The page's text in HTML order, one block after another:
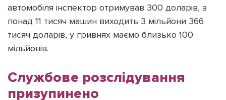
автомобіля інспектор отримував 300 доларів, з
понад 11 тисяч машин виходить 3 мільйони 366
тисяч доларів, у гривнях маємо близько 100
мільйонів.
Службове розслідування
призупинено